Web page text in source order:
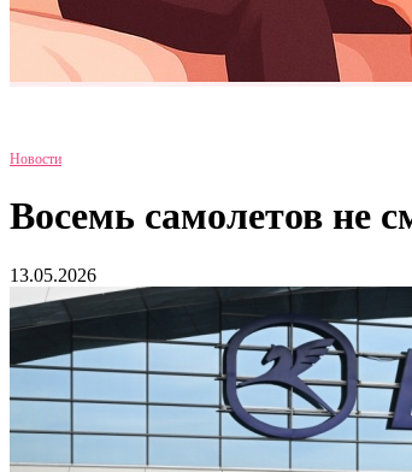
Новости
Восемь самолетов не
13.05.2026